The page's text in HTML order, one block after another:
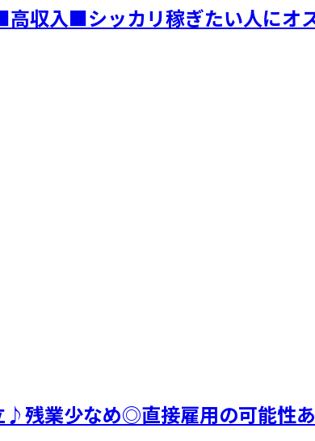
収入■シッカリ稼ぎたい人にオ
残業少なめ◎直接雇用の可能性あ